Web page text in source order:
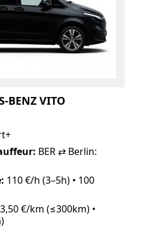
BENZ VITO
BER ⇄ Berlin:
110 €/h (3–5h) • 100
3,50 €/km (≤300km) •